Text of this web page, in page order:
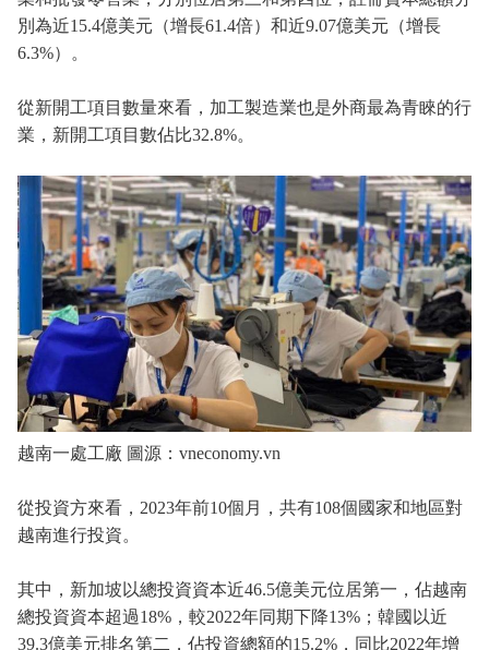
別為近15.4億美元（增長61.4倍）和近9.07億美元（增長
6.3%）。
從新開工項目數量來看，加工製造業也是外商最為青睞的行
業，新開工項目數佔比32.8%。
越南一處工廠 圖源：vneconomy.vn
從投資方來看，2023年前10個月，共有108個國家和地區對
越南進行投資。
其中，新加坡以總投資資本近46.5億美元位居第一，佔越南
總投資資本超過18%，較2022年同期下降13%；韓國以近
39.3億美元排名第二，佔投資總額的15.2%，同比2022年增